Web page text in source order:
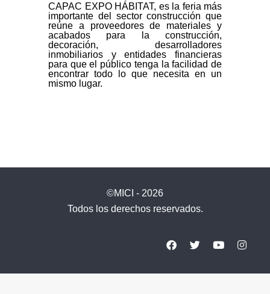
CAPAC EXPO HÁBITAT, es la feria más
importante del sector construcción que
reúne a proveedores de materiales y
acabados para la construcción,
decoración, desarrolladores
inmobiliarios y entidades financieras
para que el público tenga la facilidad de
encontrar todo lo que necesita en un
mismo lugar.
©MICI - 2026
Todos los derechos reservados.